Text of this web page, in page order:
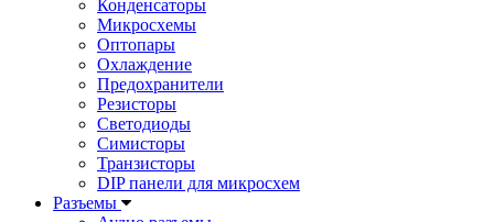
Конденсаторы
Микросхемы
Оптопары
Охлаждение
Предохранители
Резисторы
Светодиоды
Симисторы
Транзисторы
DIP панели для микросхем
Разъемы